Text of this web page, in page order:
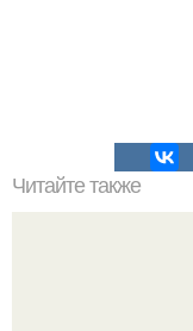
Читайте также